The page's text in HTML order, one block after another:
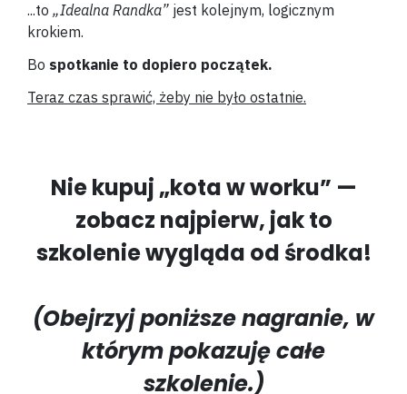
...to „Idealna Randka” jest kolejnym, logicznym
krokiem.
Bo spotkanie to dopiero początek.
Teraz czas sprawić, żeby nie było ostatnie.
Nie kupuj „kota w worku” —
zobacz najpierw, jak to
szkolenie wygląda od środka!
(Obejrzyj poniższe nagranie, w
którym pokazuję całe
szkolenie.)